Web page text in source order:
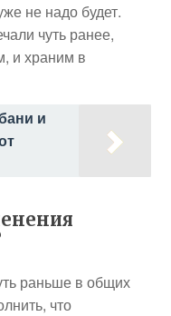
не надо будет.
чуть ранее,
и храним в
и
раньше в общих
что